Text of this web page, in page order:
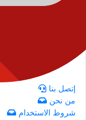
إتصل بنا
من نحن
شروط الاستخدام